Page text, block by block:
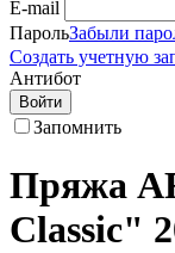
E-mail
ПарольЗабыли
Создать учетную
Антибот
Войти
Запомнить
Пряжа
Classic"